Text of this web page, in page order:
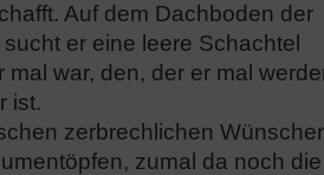
Auf dem Dachboden der
er eine leere Schachtel
mal war, den, der er mal
ist.
zerbrechlichen
zumal da noch die